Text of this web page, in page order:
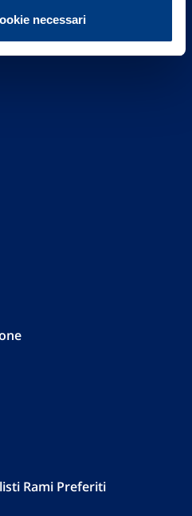
necessari
Rami Preferiti